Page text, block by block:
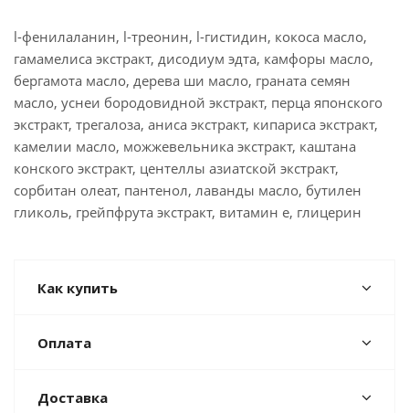
l-фенилаланин, l-треонин, l-гистидин, кокоса масло,
гамамелиса экстракт, дисодиум эдта, камфоры масло,
бергамота масло, дерева ши масло, граната семян
масло, уснеи бородовидной экстракт, перца японского
экстракт, трегалоза, аниса экстракт, кипариса экстракт,
камелии масло, можжевельника экстракт, каштана
конского экстракт, центеллы азиатской экстракт,
сорбитан олеат, пантенол, лаванды масло, бутилен
гликоль, грейпфрута экстракт, витамин е, глицерин
Как купить
Оплата
Доставка